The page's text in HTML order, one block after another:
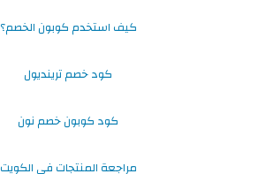
كيف استخدم كوبون الخصم؟
كود خصم ترينديول
كود كوبون خصم نون
مراجعة المنتجات في الكويت